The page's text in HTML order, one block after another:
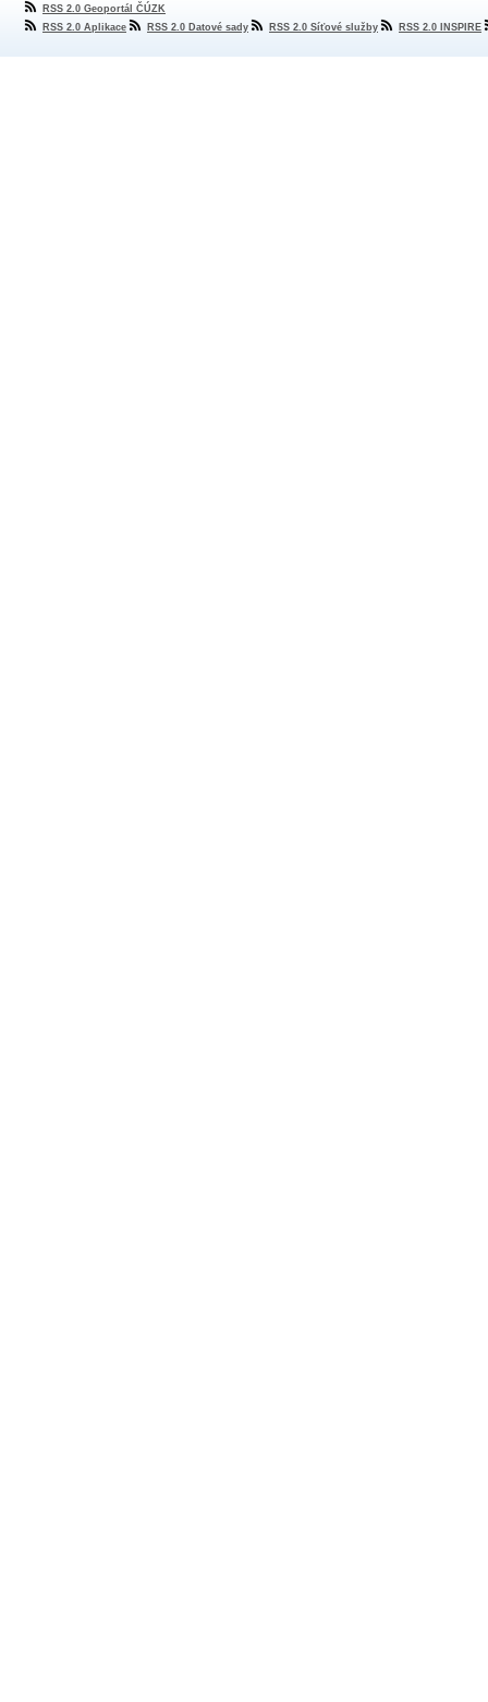
RSS 2.0 Geoportál ČÚZK
RSS 2.0 Aplikace
RSS 2.0 Datové sady RSS 2.0 Síťové služby RSS 2.0 INSPIRE